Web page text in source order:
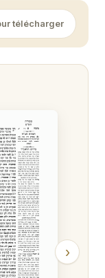
télécharger
›